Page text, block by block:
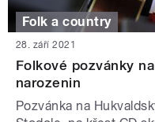
Folk a country
28. září 2021
Folkové pozvánky
narozenin
Pozvánka na